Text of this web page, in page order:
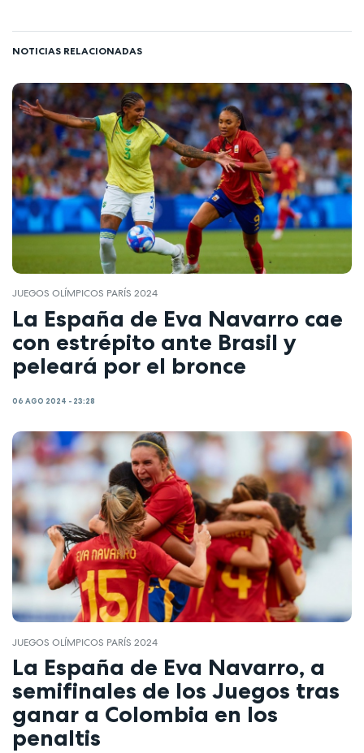
NOTICIAS RELACIONADAS
JUEGOS OLÍMPICOS PARÍS 2024
La España de Eva Navarro cae
con estrépito ante Brasil y
peleará por el bronce
06 AGO 2024 - 23:28
JUEGOS OLÍMPICOS PARÍS 2024
La España de Eva Navarro, a
semifinales de los Juegos tras
ganar a Colombia en los
penaltis